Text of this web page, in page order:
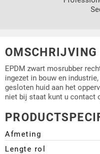
OMSCHRIJVING
EPDM zwart mosrubber
ingezet in bouw en
gesloten huid aan het
niet bij staat kunt u contact
Afmeting
Lengte rol